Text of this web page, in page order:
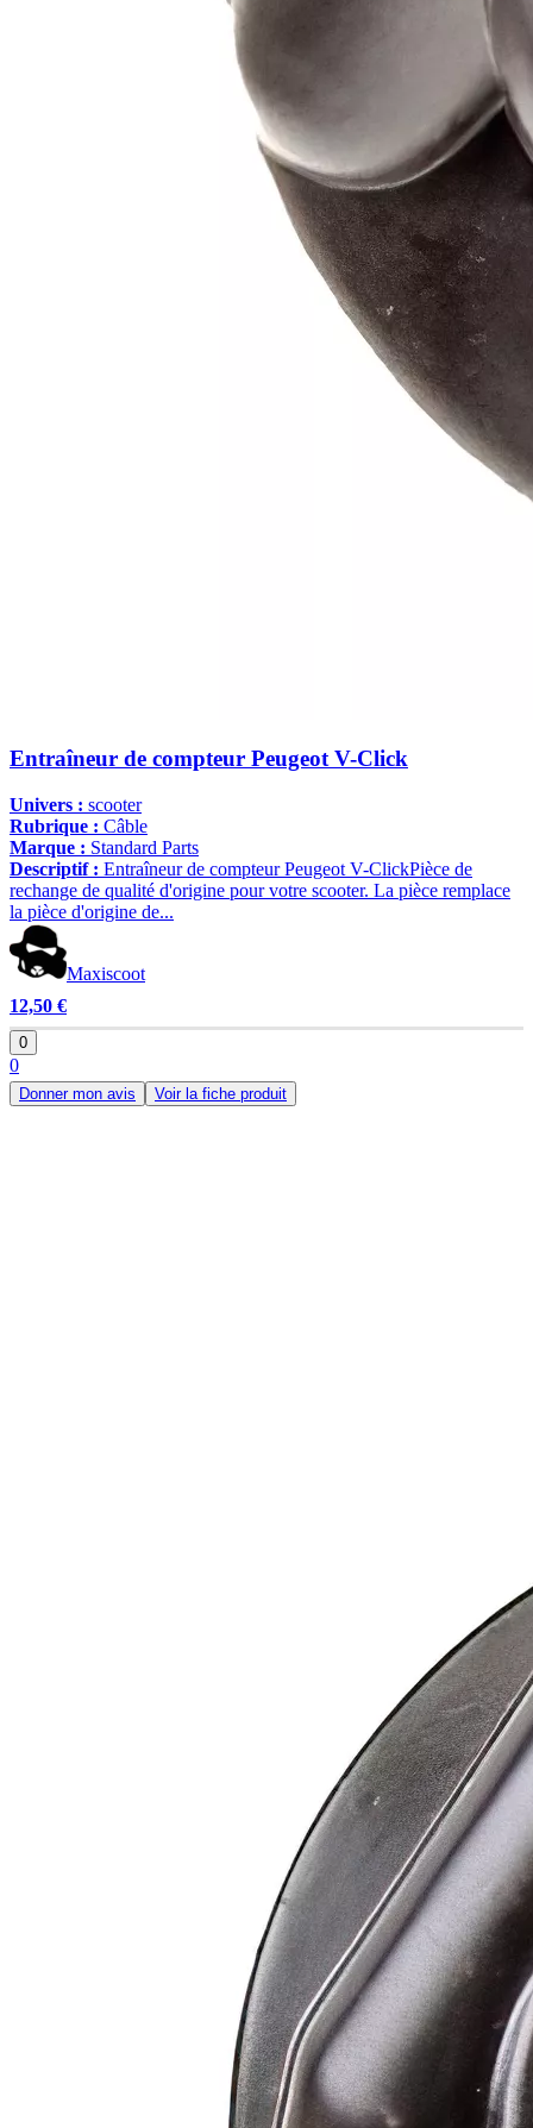
Entraîneur de compteur Peugeot V-Click
Univers : scooter
Rubrique : Câble
Marque : Standard Parts
Descriptif : Entraîneur de compteur Peugeot V-ClickPièce de
rechange de qualité d'origine pour votre scooter. La pièce remplace
la pièce d'origine de...
Maxiscoot
12,50 €
0
0
Donner mon avis Voir la fiche produit